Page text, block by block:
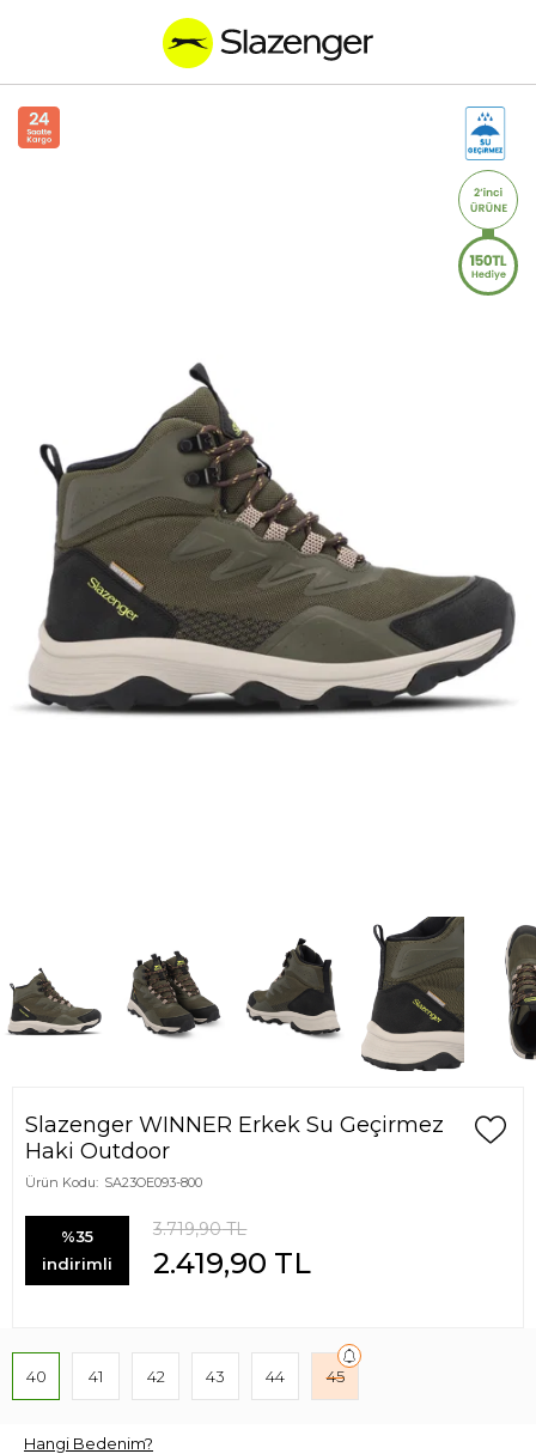
Slazenger WINNER Erkek Su Geçirmez
Haki Outdoor
Ürün Kodu: SA23OE093-800
%35
indirimli
3.719,90TL
2.419,90 TL
40 41 42 43 44 45
Hangi Bedenim?